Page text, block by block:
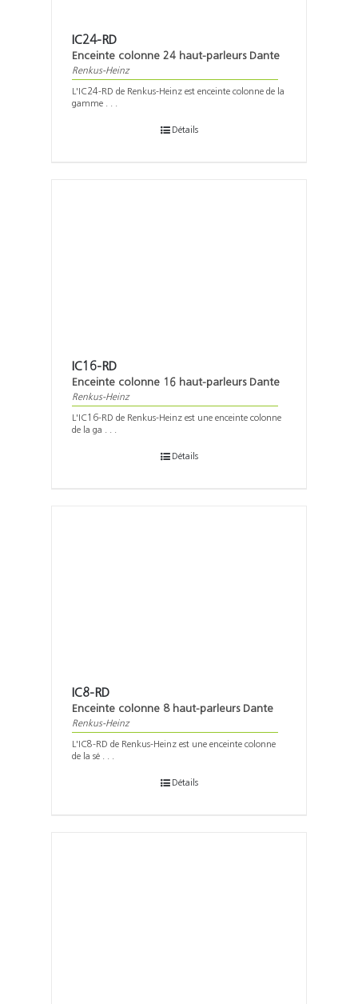
IC24-RD
Enceinte colonne 24 haut-parleurs Dante
Renkus-Heinz
L'IC24-RD de Renkus-Heinz est enceinte colonne de la
gamme . . .
Détails
IC16-RD
Enceinte colonne 16 haut-parleurs Dante
Renkus-Heinz
L'IC16-RD de Renkus-Heinz est une enceinte colonne
de la ga . . .
Détails
IC8-RD
Enceinte colonne 8 haut-parleurs Dante
Renkus-Heinz
L'IC8-RD de Renkus-Heinz est une enceinte colonne
de la sé . . .
Détails